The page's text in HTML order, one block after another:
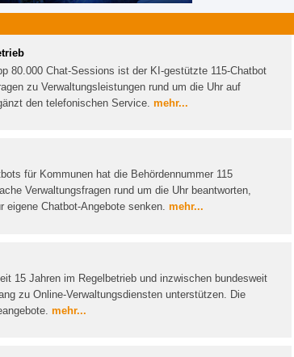
80.000 Chat-Sessions ist der KI-gestützte 115-Chatbot
zu Verwaltungsleistungen rund um die Uhr auf
den telefonischen Service. mehr...
für Kommunen hat die Behördennummer 115
Verwaltungsfragen rund um die Uhr beantworten,
eigene Chatbot-Angebote senken. mehr...
15 Jahren im Regelbetrieb und inzwischen bundesweit
zu Online-Verwaltungsdiensten unterstützen. Die
mehr...